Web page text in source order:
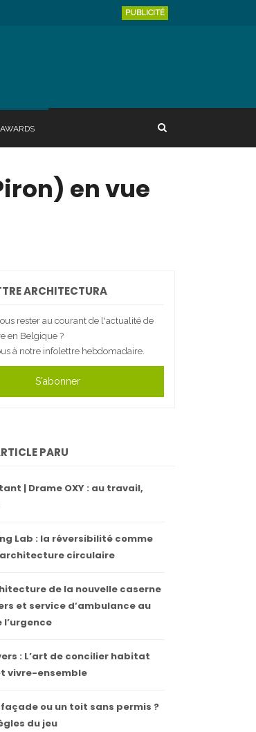
PUBLICITÉ
en vue
ARCHITECTURA
rester au courant de l'actualité de
en Belgique ?
à notre infolettre hebdomadaire.
S'abonner
PARU
| Drame OXY : au travail,
Lab : la réversibilité comme
circulaire
de la nouvelle caserne
et service d’ambulance au
l’urgence
: L’art de concilier habitat
vivre-ensemble
façade ou un toit sans permis ?
du jeu